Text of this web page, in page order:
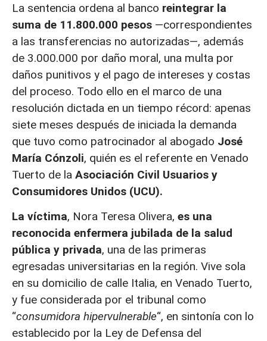
La sentencia ordena al banco reintegrar la
suma de 11.800.000 pesos —correspondientes
a las transferencias no autorizadas—, además
de 3.000.000 por daño moral, una multa por
daños punitivos y el pago de intereses y costas
del proceso. Todo ello en el marco de una
resolución dictada en un tiempo récord: apenas
siete meses después de iniciada la demanda
que tuvo como patrocinador al abogado José
María Cónzoli, quién es el referente en Venado
Tuerto de la Asociación Civil Usuarios y
Consumidores Unidos (UCU).
La víctima, Nora Teresa Olivera, es una
reconocida enfermera jubilada de la salud
pública y privada, una de las primeras
egresadas universitarias en la región. Vive sola
en su domicilio de calle Italia, en Venado Tuerto,
y fue considerada por el tribunal como
“consumidora hipervulnerable“, en sintonía con lo
establecido por la Ley de Defensa del